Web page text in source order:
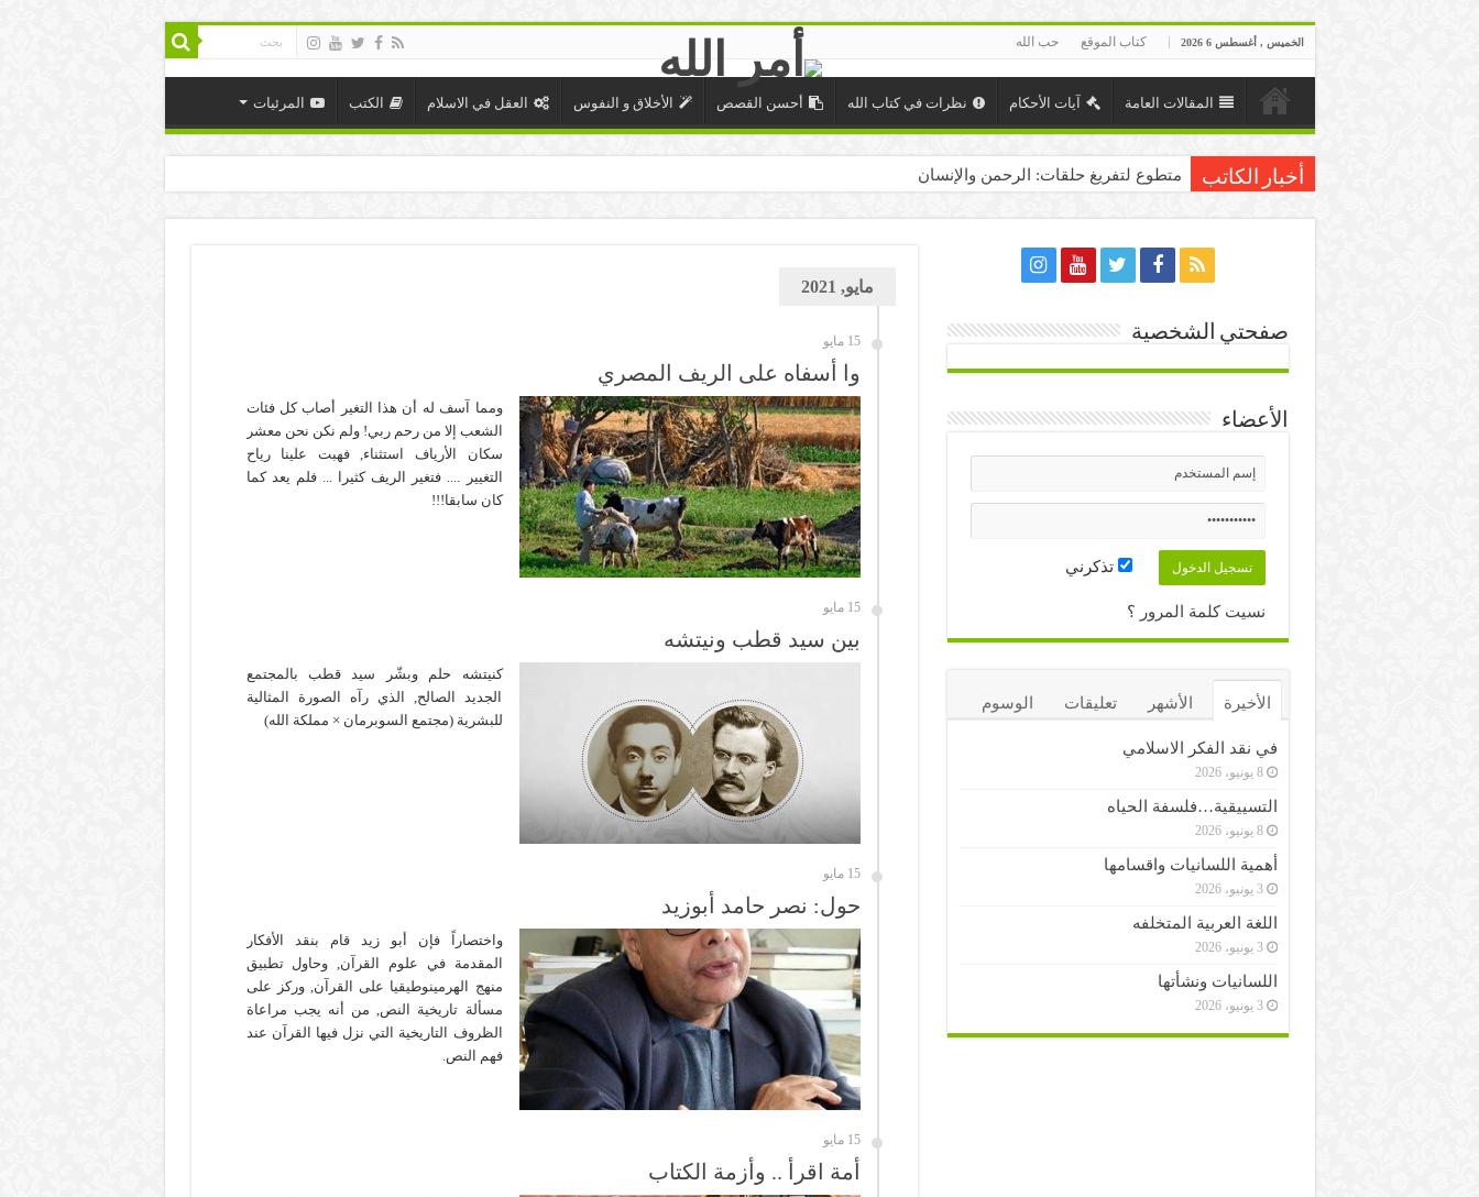
الخميس , أغسطس 6 2026 كتاب الموقع حب الله
المقالات العامة آيات الأحكام نظرات في كتاب الله أحسن القصص الأخلاق و النفوس العقل في الاسلام الكتب المرئيات
أخبار الكاتب متطوع لتفريغ حلقات: الرحمن والإنسان
مايو, 2021
15 مايو
وا أسفاه على الريف المصري
ومما آسف له أن هذا التغير أصاب كل فئات
الشعب إلا من رحم ربي! ولم نكن نحن معشر
سكان الأرياف استثناء, فهبت علينا رياح
التغيير .... فتغير الريف كثيرا ... فلم يعد كما
كان سابقا!!!
15 مايو
بين سيد قطب ونيتشه
كنيتشه حلم وبشّر سيد قطب بالمجتمع
الجديد الصالح, الذي رآه الصورة المثالية
للبشرية (مجتمع السوبرمان × مملكة الله)
15 مايو
حول: نصر حامد أبوزيد
واختصاراً فإن أبو زيد قام بنقد الأفكار
المقدمة في علوم القرآن, وحاول تطبيق
منهج الهرمينوطيقيا على القرآن, وركز على
مسألة تاريخية النص, من أنه يجب مراعاة
الظروف التاريخية التي نزل فيها القرآن عند
فهم النص.
15 مايو
أمة اقرأ .. وأزمة الكتاب
صفحتي الشخصية
الأعضاء
تذكرني
نسيت كلمة المرور ؟
الأخيرة الأشهر تعليقات الوسوم
في نقد الفكر الاسلامي
8 يونيو، 2026
التسييقية…فلسفة الحياه
8 يونيو، 2026
أهمية اللسانيات واقسامها
3 يونيو، 2026
اللغة العربية المتخلفه
3 يونيو، 2026
اللسانيات ونشأتها
3 يونيو، 2026